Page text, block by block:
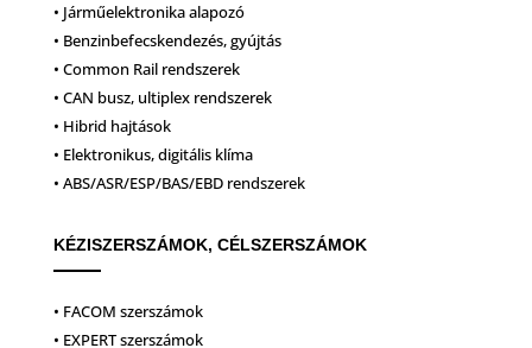
• Járműelektronika alapozó
• Benzinbefecskendezés, gyújtás
• Common Rail rendszerek
• CAN busz, ultiplex rendszerek
• Hibrid hajtások
• Elektronikus, digitális klíma
• ABS/ASR/ESP/BAS/EBD rendszerek
KÉZISZERSZÁMOK, CÉLSZERSZÁMOK
• FACOM szerszámok
• EXPERT szerszámok